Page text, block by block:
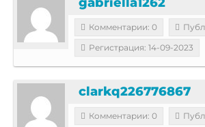
Комментарии: 0
Регистрация: 14-09-2023
clarkq226776867
Комментарии: 0